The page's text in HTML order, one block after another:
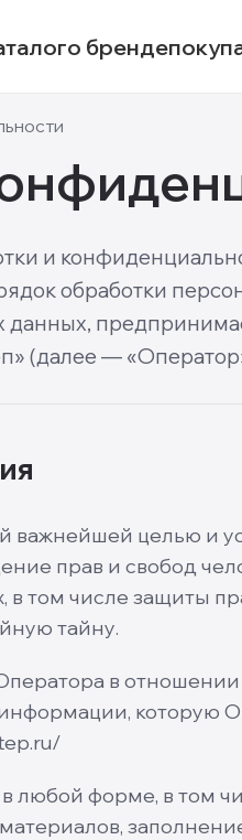
о бренде
и
обработки
данных,
(далее —
важнейшей целью и
прав и свобод
том числе защиты
тайну.
в
которую
любой форме, в том